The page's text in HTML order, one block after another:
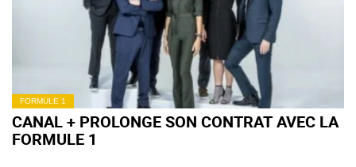
FORMULE 1
CANAL + PROLONGE SON CONTRAT AVEC LA
FORMULE 1